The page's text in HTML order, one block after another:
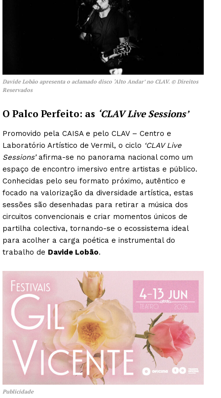
Davide Lobão apresenta o aclamado disco ‘Alto Andar’ no CLAV. © Direitos
Reservados
O Palco Perfeito: as ‘CLAV Live Sessions’
Promovido pela CAISA e pelo CLAV – Centro e
Laboratório Artístico de Vermil, o ciclo ‘CLAV Live
Sessions’afirma-se no panorama nacional como um
espaço de encontro imersivo entre artistas e público.
Conhecidas pelo seu formato próximo, autêntico e
focado na valorização da diversidade artística, estas
sessões são desenhadas para retirar a música dos
circuitos convencionais e criar momentos únicos de
partilha colectiva, tornando-se o ecossistema ideal
para acolher a carga poética e instrumental do
trabalho de Davide Lobão.
Publicidade